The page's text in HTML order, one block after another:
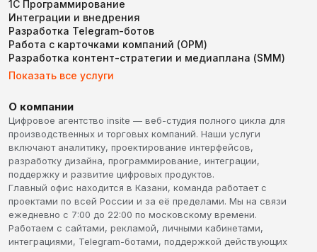
1С Программирование
Интеграции и внедрения
Разработка Telegram-ботов
Работа с карточками компаний (ОРМ)
Разработка контент-стратегии и медиаплана (SMM)
Показать все услуги
О компании
Цифровое агентство insite — веб-студия полного цикла для
производственных и торговых компаний. Наши услуги
включают аналитику, проектирование интерфейсов,
разработку дизайна, программирование, интеграции,
поддержку и развитие цифровых продуктов.
Главный офис находится в Казани, команда работает с
проектами по всей России и за её пределами. Мы на связи
ежедневно с 7:00 до 22:00 по московскому времени.
Работаем с сайтами, рекламой, личными кабинетами,
интеграциями, Telegram-ботами, поддержкой действующих